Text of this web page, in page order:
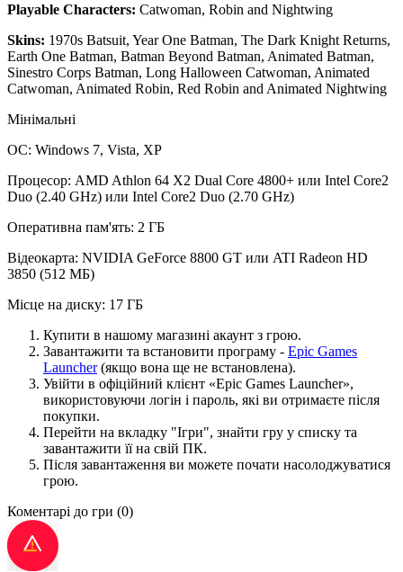
Playable Characters: Catwoman, Robin and Nightwing
Skins: 1970s Batsuit, Year One Batman, The Dark Knight Returns,
Earth One Batman, Batman Beyond Batman, Animated Batman,
Sinestro Corps Batman, Long Halloween Catwoman, Animated
Catwoman, Animated Robin, Red Robin and Animated Nightwing
Мінімальні
ОС: Windows 7, Vista, XP
Процесор: AMD Athlon 64 X2 Dual Core 4800+ или Intel Core2
Duo (2.40 GHz) или Intel Core2 Duo (2.70 GHz)
Оперативна пам'ять: 2 ГБ
Відеокарта: NVIDIA GeForce 8800 GT или ATI Radeon HD
3850 (512 МБ)
Місце на диску: 17 ГБ
Купити в нашому магазині акаунт з грою.
Завантажити та встановити програму - Epic Games
Launcher(якщо вона ще не встановлена).
Увійти в офіційний клієнт «Epic Games Launcher»,
використовуючи логін і пароль, які ви отримаєте після
покупки.
Перейти на вкладку "Ігри", знайти гру у списку та
завантажити її на свій ПК.
Після завантаження ви можете почати насолоджуватися
грою.
Коментарі до гри (0)